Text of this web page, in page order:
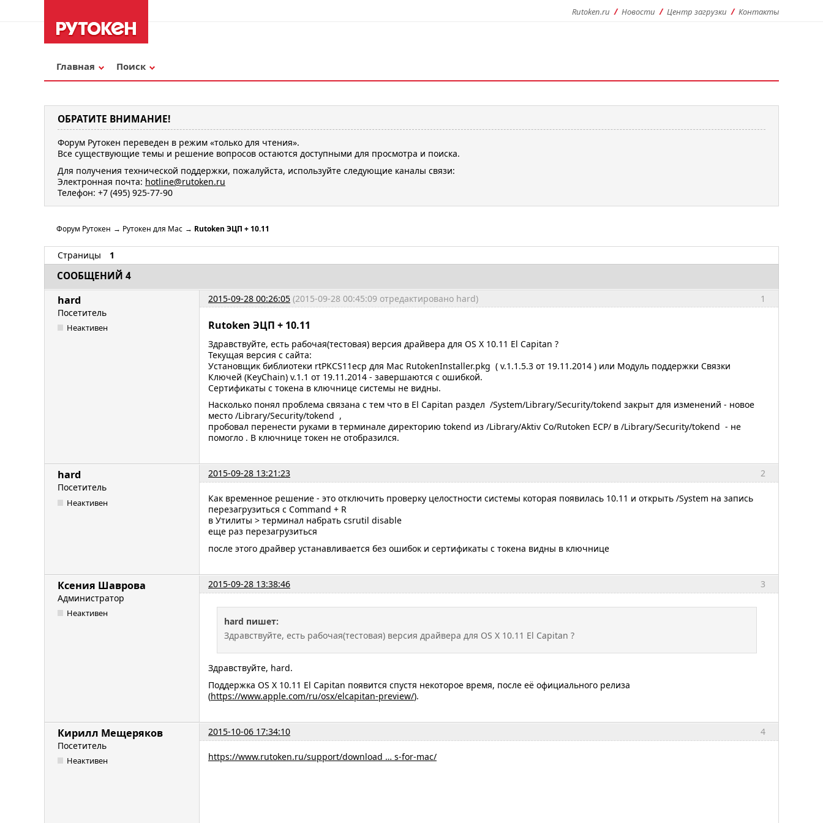
Rutoken.ru Новости Центр загрузки Контакты
Главная Поиск
ОБРАТИТЕ ВНИМАНИЕ!
Форум Рутокен переведен в режим «только для чтения».
Все существующие темы и решение вопросов остаются доступными для просмотра и поиска.
Для получения технической поддержки, пожалуйста, используйте следующие каналы связи:
Электронная почта: hotline@rutoken.ru
Телефон: +7 (495) 925-77-90
Форум Рутокен → Рутокен для Mac → Rutoken ЭЦП + 10.11
Страницы 1
СООБЩЕНИЙ 4
1
hard 2015-09-28 00:26:05 (2015-09-28 00:45:09 отредактировано hard)
Посетитель
Неактивен Rutoken ЭЦП + 10.11
Здравствуйте, есть рабочая(тестовая) версия драйвера для OS X 10.11 El Capitan ?
Текущая версия с сайта:
Установщик библиотеки rtPKCS11ecp для Mac RutokenInstaller.pkg ( v.1.1.5.3 от 19.11.2014 ) или Модуль поддержки Связки
Ключей (KeyChain) v.1.1 от 19.11.2014 - завершаются с ошибкой.
Сертификаты с токена в ключнице системы не видны.
Насколько понял проблема связана с тем что в El Capitan раздел /System/Library/Security/tokend закрыт для изменений - новое
место /Library/Security/tokend ,
пробовал перенести руками в терминале директорию tokend из /Library/Aktiv Co/Rutoken ECP/ в /Library/Security/tokend - не
помогло . В ключнице токен не отобразился.
2
hard
2015-09-28 13:21:23
Посетитель
Неактивен
Как временное решение - это отключить проверку целостности системы которая появилась 10.11 и открыть /System на запись
перезагрузиться с Command + R
в Утилиты > терминал набрать csrutil disable
еще раз перезагрузиться
после этого драйвер устанавливается без ошибок и сертификаты с токена видны в ключнице
3
Ксения Шаврова
2015-09-28 13:38:46
Администратор
Неактивен
hard пишет:
Здравствуйте, есть рабочая(тестовая) версия драйвера для OS X 10.11 El Capitan ?
Здравствуйте, hard.
Поддержка OS X 10.11 El Capitan появится спустя некоторое время, после её официального релиза
(https://www.apple.com/ru/osx/elcapitan-preview/).
4
Кирилл Мещеряков
2015-10-06 17:34:10
Посетитель
Неактивен https://www.rutoken.ru/support/download … s-for-mac/